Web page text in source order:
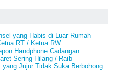
yang Habis di Luar Rumah
RT / Ketua RW
Handphone Cadangan
Sering Hilang / Raib
Jujur Tidak Suka Berbohong